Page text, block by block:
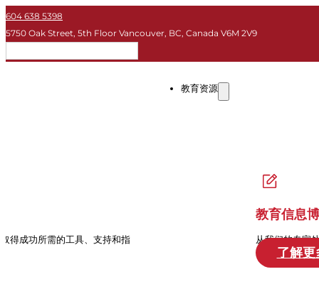
604 638 5398
5750 Oak Street, 5th Floor Vancouver, BC, Canada V6M 2V9
得成功所需的工具、支持和指
教育资源
教育信息
从我们的专家
了解更